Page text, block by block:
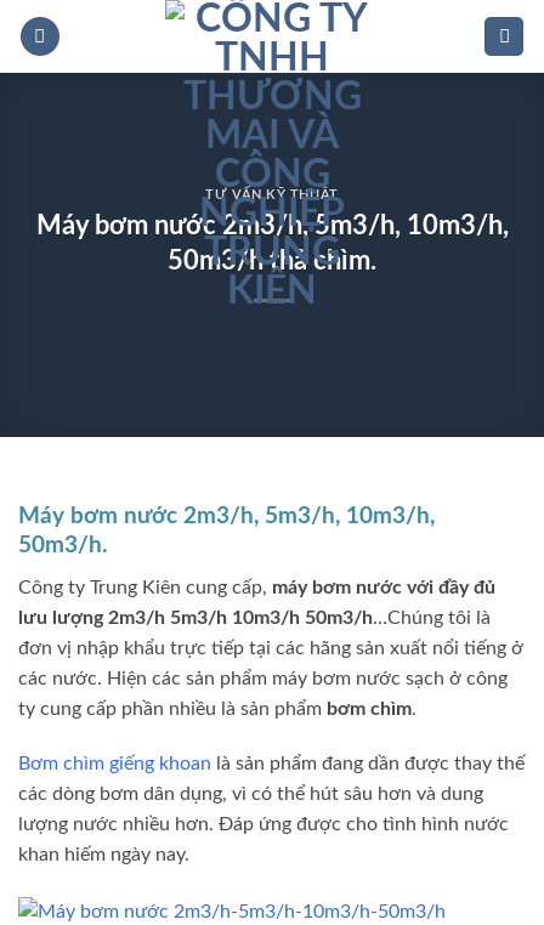
qua
nội
TƯ VẤN KỸ THUẬT
Máy bơm nước 2m3/h, 5m3/h, 10m3/h,
50m3/h thả chìm.
Máy bơm nước 2m3/h, 5m3/h, 10m3/h,
50m3/h.
Công ty Trung Kiên cung cấp, máy bơm nước với đầy đủ
lưu lượng 2m3/h 5m3/h 10m3/h 50m3/h…Chúng tôi là
đơn vị nhập khẩu trực tiếp tại các hãng sản xuất nổi tiếng ở
các nước. Hiện các sản phẩm máy bơm nước sạch ở công
ty cung cấp phần nhiều là sản phẩm bơm chìm.
Bơm chìm giếng khoan là sản phẩm đang dần được thay thế
các dòng bơm dân dụng, vì có thể hút sâu hơn và dung
lượng nước nhiều hơn. Đáp ứng được cho tình hình nước
khan hiếm ngày nay.